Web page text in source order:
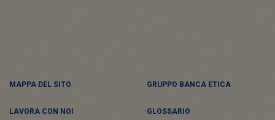
MAPPA DEL SITO GRUPPO BANCA ETICA
LAVORA CON NOI GLOSSARIO